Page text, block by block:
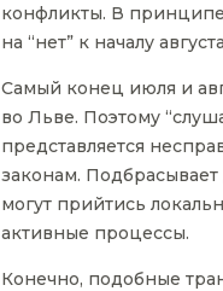
конфликты. В
на “нет” к началу
Самый конец июля и
во Льве. Поэтому
представляется
законам.
могут прийтись
активные процессы.
Конечно, подобные